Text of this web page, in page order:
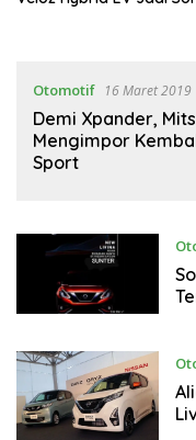
Otomotif 16 Maret 2019
Demi Xpander,
Mengimpor
Sport